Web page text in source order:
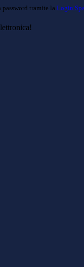
tramite la Login